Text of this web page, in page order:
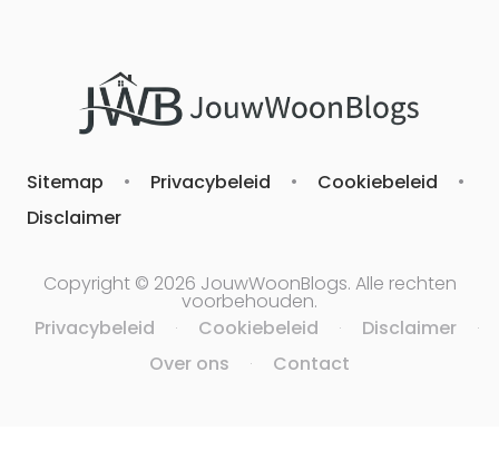
Sitemap • Privacybeleid • Cookiebeleid
•
Disclaimer
Copyright © 2026 JouwWoonBlogs. Alle rechten
voorbehouden.
Privacybeleid
· Cookiebeleid · Disclaimer ·
Over ons · Contact